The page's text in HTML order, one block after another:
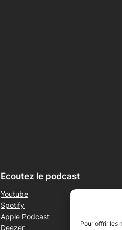
Pour offrir les
Ecoutez le podcast
Youtube
Spotify
Apple Podcast
Deezer